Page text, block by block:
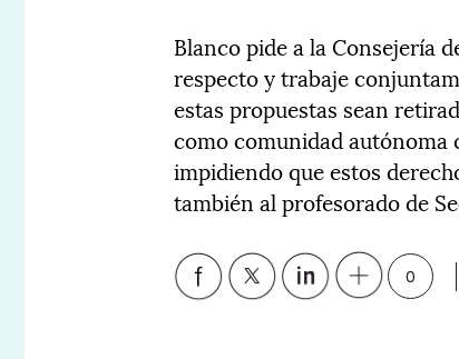
Blanco pide a la Consejería
respecto y trabaje
estas propuestas sean
como comunidad autónoma
impidiendo que estos
también al profesorado de
0